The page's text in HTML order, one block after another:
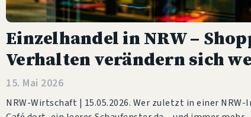
Einzelhandel in NRW –
Verhalten verändern sich
15. Mai 2026
NRW-Wirtschaft | 15.05.2026. Wer zuletzt in einer